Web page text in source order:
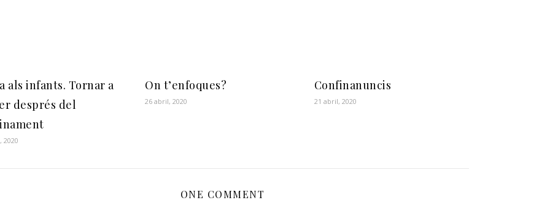
als infants. Tornar a
després del
2020
On t’enfoques?
26 abril, 2020
Confinanuncis
21 abril, 2020
ONE COMMENT